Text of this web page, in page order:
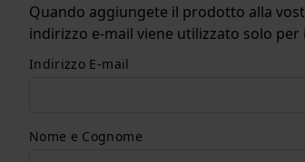
Quando aggiungete il prodotto alla
indirizzo e-mail viene utilizzato solo
Indirizzo E-mail
Nome e Cognome